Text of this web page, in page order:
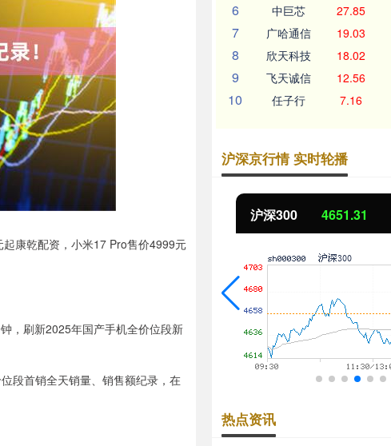
康乾配资，小米17 Pro售价4999元
，刷新2025年国产手机全价位段新
段首销全天销量、销售额纪录，在
6 中巨芯 27.85
7 广哈通信 19.03
8 欣天科技 18.02
9 飞天诚信 12.56
10 任子行 7.16
沪深京行情 实时轮播
4651.31 -6.85 北证50 1122.88
热点资讯